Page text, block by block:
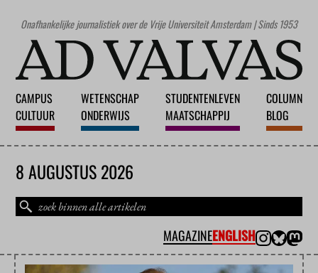
Onafhankelijke journalistiek over de Vrije Universiteit Amsterdam | Sinds 1953
CAMPUS
CULTUUR
WETENSCHAP
ONDERWIJS
STUDENTENLEVEN
MAATSCHAPPIJ
COLUMN
BLOG
8 AUGUSTUS 2026
MAGAZINEENGLISH